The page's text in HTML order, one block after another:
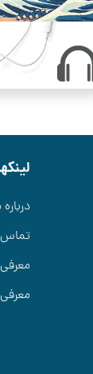
درباره
تماس